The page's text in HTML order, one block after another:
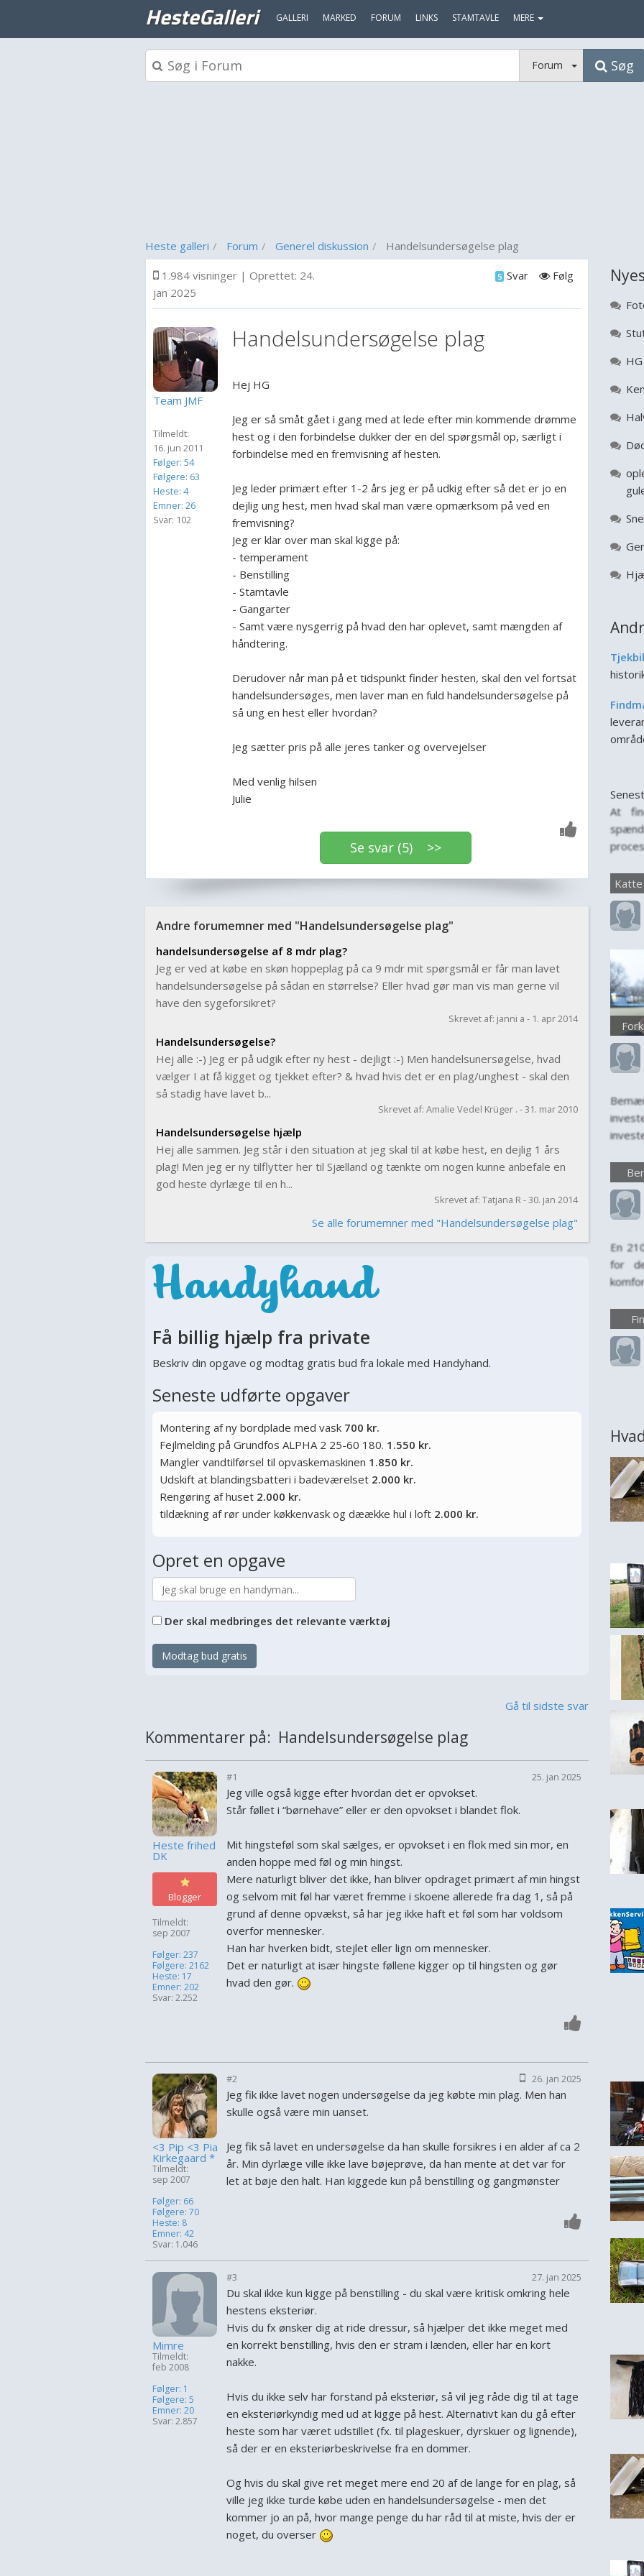
HesteGalleri GALLERI MARKED FORUM LINKS STAMTAVLE MERE
Forum Søg
Heste galleri Forum Generel diskussion Handelsundersøgelse plag
1.984 visninger | Oprettet: 24.
jan 2025
Følg
5 Svar
Team JMF
Tilmeldt:
16. jun 2011
Følger: 54
Følgere: 63
Heste: 4
Emner: 26
Svar: 102
Handelsundersøgelse plag
Hej HG
Jeg er så småt gået i gang med at lede efter min kommende drømme
hest og i den forbindelse dukker der en del spørgsmål op, særligt i
forbindelse med en fremvisning af hesten.
Jeg leder primært efter 1-2 års jeg er på udkig efter så det er jo en
dejlig ung hest, men hvad skal man være opmærksom på ved en
fremvisning?
Jeg er klar over man skal kigge på:
- temperament
- Benstilling
- Stamtavle
- Gangarter
- Samt være nysgerrig på hvad den har oplevet, samt mængden af
håndtering.
Derudover når man på et tidspunkt finder hesten, skal den vel fortsat
handelsundersøges, men laver man en fuld handelsundersøgelse på
så ung en hest eller hvordan?
Jeg sætter pris på alle jeres tanker og overvejelser
Med venlig hilsen
Julie
Se svar (5) >>
Andre forumemner med "Handelsundersøgelse plag"
handelsundersøgelse af 8 mdr plag?
Jeg er ved at købe en skøn hoppeplag på ca 9 mdr mit spørgsmål er får man lavet
handelsundersøgelse på sådan en størrelse? Eller hvad gør man vis man gerne vil
have den sygeforsikret?
Skrevet af: janni a - 1. apr 2014
Handelsundersøgelse?
Hej alle :-) Jeg er på udgik efter ny hest - dejligt :-) Men handelsunersøgelse, hvad
vælger I at få kigget og tjekket efter? & hvad hvis det er en plag/unghest - skal den
så stadig have lavet b...
Skrevet af: Amalie Vedel Krüger . - 31. mar 2010
Handelsundersøgelse hjælp
Hej alle sammen. Jeg står i den situation at jeg skal til at købe hest, en dejlig 1 års
plag! Men jeg er ny tilflytter her til Sjælland og tænkte om nogen kunne anbefale en
god heste dyrlæge til en h...
Skrevet af: Tatjana R - 30. jan 2014
Se alle forumemner med "Handelsundersøgelse plag"
Få billig hjælp fra private
Beskriv din opgave og modtag gratis bud fra lokale med Handyhand.
Seneste udførte opgaver
Montering af ny bordplade med vask 700 kr.
Fejlmelding på Grundfos ALPHA 2 25-60 180. 1.550 kr.
Mangler vandtilførsel til opvaskemaskinen 1.850 kr.
Udskift at blandingsbatteri i badeværelset 2.000 kr.
Rengøring af huset 2.000 kr.
tildækning af rør under køkkenvask og dæække hul i loft 2.000 kr.
Opret en opgave
Der skal medbringes det relevante værktøj
Modtag bud gratis
Gå til sidste svar
Kommentarer på: Handelsundersøgelse plag
Heste frihed
DK
Blogger
Tilmeldt:
sep 2007
Følger: 237
Følgere: 2162
Heste: 17
Emner: 202
Svar: 2.252
#1 25. jan 2025
Jeg ville også kigge efter hvordan det er opvokset.
Står føllet i “børnehave” eller er den opvokset i blandet flok.
Mit hingsteføl som skal sælges, er opvokset i en flok med sin mor, en
anden hoppe med føl og min hingst.
Mere naturligt bliver det ikke, han bliver opdraget primært af min hingst
og selvom mit føl har været fremme i skoene allerede fra dag 1, så på
grund af denne opvækst, så har jeg ikke haft et føl som har voldsom
overfor mennesker.
Han har hverken bidt, stejlet eller lign om mennesker.
Det er naturligt at især hingste føllene kigger op til hingsten og gør
hvad den gør.
<3 Pip <3 Pia
Kirkegaard *
Tilmeldt:
sep 2007
Følger: 66
Følgere: 70
Heste: 8
Emner: 42
Svar: 1.046
#2 26. jan 2025
Jeg fik ikke lavet nogen undersøgelse da jeg købte min plag. Men han
skulle også være min uanset.
Jeg fik så lavet en undersøgelse da han skulle forsikres i en alder af ca 2
år. Min dyrlæge ville ikke lave bøjeprøve, da han mente at det var for
let at bøje den halt. Han kiggede kun på benstilling og gangmønster
Mimre
Tilmeldt:
feb 2008
Følger: 1
Følgere: 5
Emner: 20
Svar: 2.857
#3 27. jan 2025
Du skal ikke kun kigge på benstilling - du skal være kritisk omkring hele
hestens eksteriør.
Hvis du fx ønsker dig at ride dressur, så hjælper det ikke meget med
en korrekt benstilling, hvis den er stram i lænden, eller har en kort
nakke.
Hvis du ikke selv har forstand på eksteriør, så vil jeg råde dig til at tage
en eksteriørkyndig med ud at kigge på hest. Alternativt kan du gå efter
heste som har været udstillet (fx. til plageskuer, dyrskuer og lignende),
så der er en eksteriørbeskrivelse fra en dommer.
Og hvis du skal give ret meget mere end 20 af de lange for en plag, så
ville jeg ikke turde købe uden en handelsundersøgelse - men det
kommer jo an på, hvor mange penge du har råd til at miste, hvis der er
noget, du overser
Tjekbil
At
til
er
for
En
for
eller